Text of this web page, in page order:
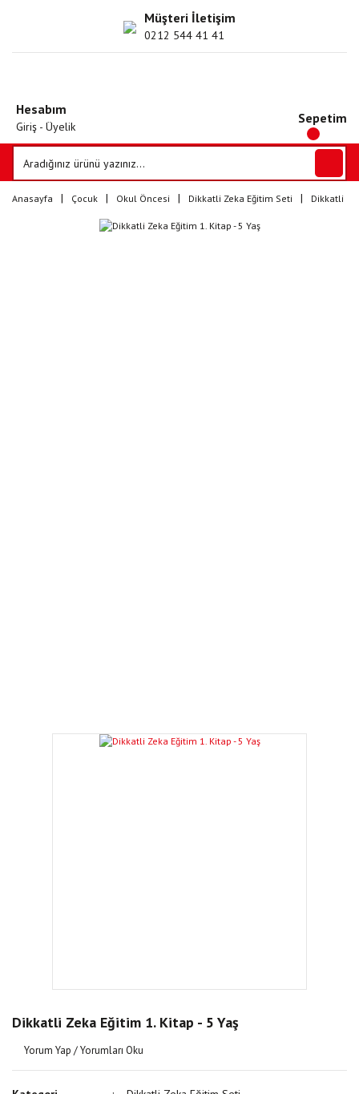
Müşteri İletişim
0212 544 41 41
Hesabım
Giriş - Üyelik
Sepetim
Anasayfa Çocuk Okul Öncesi Dikkatli Zeka Eğitim Seti Dikkatli
Dikkatli Zeka Eğitim 1. Kitap - 5 Yaş
Yorum Yap / Yorumları Oku